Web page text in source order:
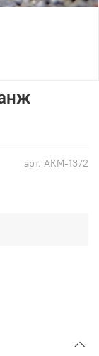
арт. АКМ-1372